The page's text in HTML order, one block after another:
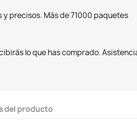
y precisos. Más de 71000 paquetes
lo que has comprado.
del producto